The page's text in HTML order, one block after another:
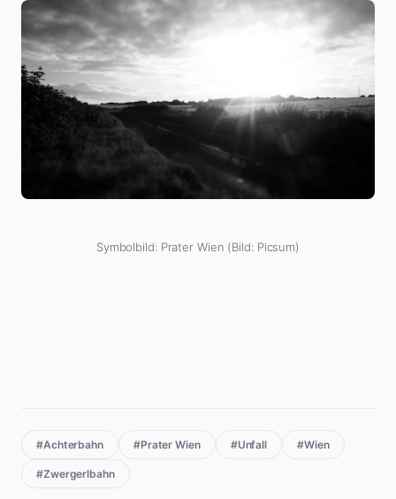
Symbolbild: Prater Wien (Bild: Picsum)
#Achterbahn #Prater Wien #Unfall #Wien
#Zwergerlbahn